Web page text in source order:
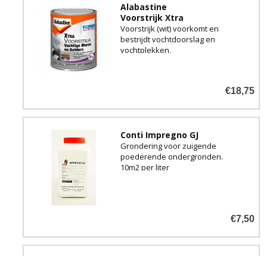
Alabastine
Voorstrijk Xtra
Voorstrijk (wit) voorkomt en
bestrijdt vochtdoorslag en
vochtplekken.
€18,75
Conti Impregno GJ
Grondering voor zuigende
poederende ondergronden.
10m2 per liter
€7,50